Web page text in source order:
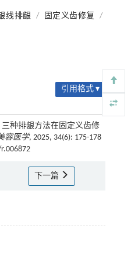
线排龈 / 固定义齿修复
/
引用格式 ▾
种排龈方法在固定义齿修
容医学, 2025, 34(6): 175-178
下一篇